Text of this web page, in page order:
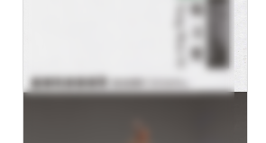
現代陶藝推手─楊文霓